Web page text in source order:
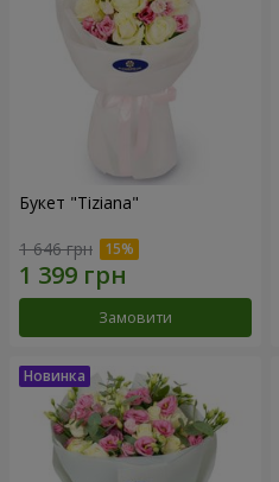
Букет "Tiziana"
1 646 грн
Замовити